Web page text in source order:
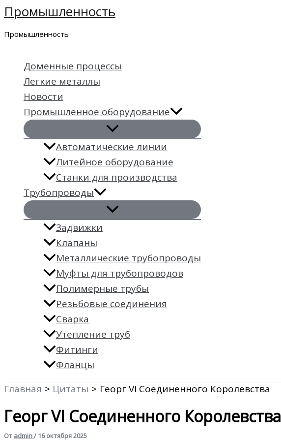
Перейти
содержимому
Промышленность
Промышленность
Доменные процессы
Легкие металлы
Новости
Промышленное оборудование
Автоматические линии
Литейное оборудование
Станки для производства
Трубопроводы
Задвижки
Клапаны
Металлические трубопроводы
Муфты для трубопроводов
Полимерные трубы
Резьбовые соединения
Сварка
Утепление труб
Фитинги
Фланцы
Главная
Цитаты Георг VI Соединенного Королевства
Георг VI Соединенного Королевства
От admin/ 16 октября 2025